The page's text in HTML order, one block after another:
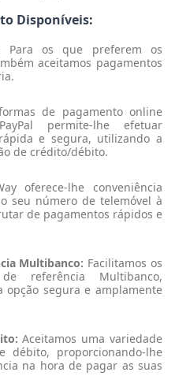
Disponíveis:
Para os que preferem os
aceitamos pagamentos
de pagamento online
permite-lhe efetuar
e segura, utilizando a
de crédito/débito.
oferece-lhe conveniência
seu número de telemóvel à
de pagamentos rápidos e
Multibanco: Facilitamos os
referência Multibanco,
opção segura e amplamente
Aceitamos uma variedade
débito, proporcionando-lhe
na hora de pagar as suas